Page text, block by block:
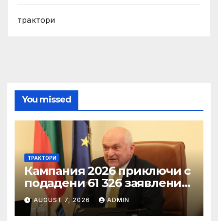
трактори
You missed
ТРАКТОРИ
Кампания 2026 приключи с
подадени 61 326 заявления
за подпомагане
AUGUST 7, 2026 ADMIN